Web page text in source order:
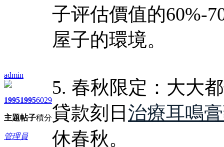
admin
1995
主題
1995
帖子
6029
積分
管理員
子评估價值的60%-
屋子的環境。
5. 春秋限定：大大
貸款刻日 治療耳鳴
休春秋。